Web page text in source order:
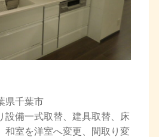
県千葉市
設備一式取替、建具取替、床
和室を洋室へ変更、間取り変